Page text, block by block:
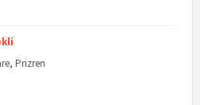
Prizren